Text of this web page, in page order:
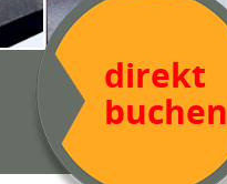
direkt
buchen